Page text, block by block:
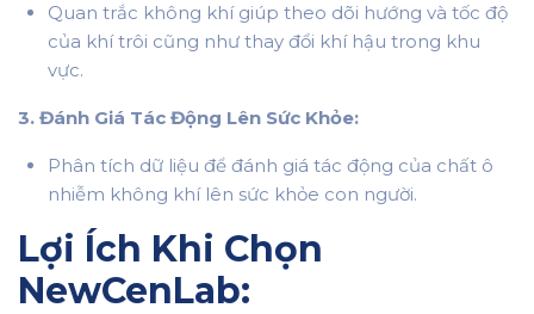
Quan trắc không khí giúp theo dõi hướng và tốc độ
của khí trôi cũng như thay đổi khí hậu trong khu
vực.
3. Đánh Giá Tác Động Lên Sức Khỏe:
Phân tích dữ liệu để đánh giá tác động của chất ô
nhiễm không khí lên sức khỏe con người.
Lợi Ích Khi Chọn
NewCenLab: